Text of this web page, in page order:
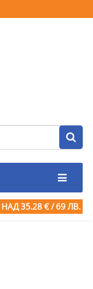
НАД 35.28 € / 69 ЛВ.